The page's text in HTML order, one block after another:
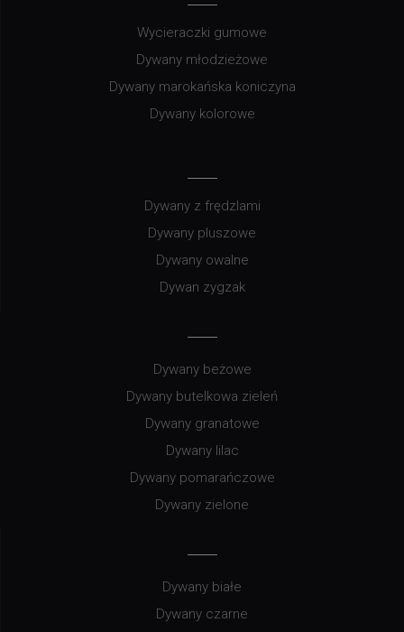
Wycieraczki gumowe
Dywany młodzieżowe
Dywany marokańska koniczyna
Dywany kolorowe
Dywany z frędzlami
Dywany pluszowe
Dywany owalne
Dywan zygzak
Dywany beżowe
Dywany butelkowa zieleń
Dywany granatowe
Dywany lilac
Dywany pomarańczowe
Dywany zielone
Dywany białe
Dywany czarne